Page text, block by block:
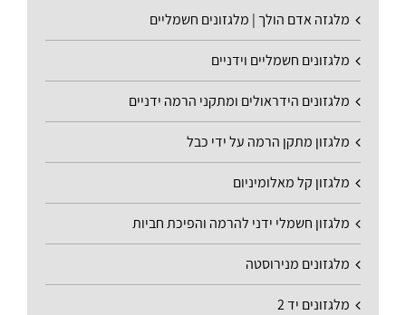
מלגזה אדם הולך | מלגזונים חשמליים
מלגזונים חשמליים וידניים
מלגזונים הידראולים ומתקני הרמה ידניים
מלגזון מתקן הרמה על ידי כבל
מלגזון קל מאלומיניום
מלגזון חשמלי ידני להרמה והפיכת חביות
מלגזונים מנירוסטה
מלגזונים יד 2